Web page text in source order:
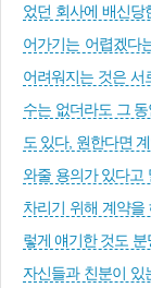
었던 회사에 배신당
어가기는 어렵겠다
어려워지는 것은 서
수는 없더라도 그
도 있다, 원한다면
와줄 용의가 있다고
차리기 위해 계약을
렇게 얘기한 것도
자신들과 친분이